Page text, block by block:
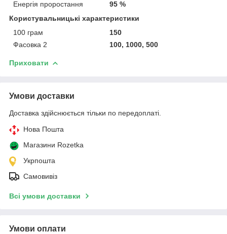
Енергія проростання
95 %
Користувальницькі характеристики
100 грам
150
Фасовка 2
100, 1000, 500
Приховати
Умови доставки
Доставка здійснюється тільки по передоплаті.
Нова Пошта
Магазини Rozetka
Укрпошта
Самовивіз
Всі умови доставки
Умови оплати